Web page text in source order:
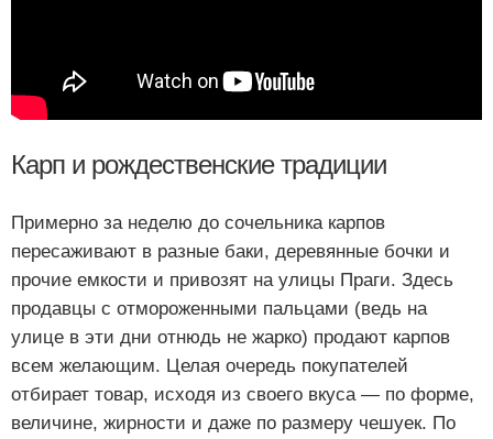
Карп и рождественские традиции
Примерно за неделю до сочельника карпов
пересаживают в разные баки, деревянные бочки и
прочие емкости и привозят на улицы Праги. Здесь
продавцы с отмороженными пальцами (ведь на
улице в эти дни отнюдь не жарко) продают карпов
всем желающим. Целая очередь покупателей
отбирает товар, исходя из своего вкуса — по форме,
величине, жирности и даже по размеру чешуек. По